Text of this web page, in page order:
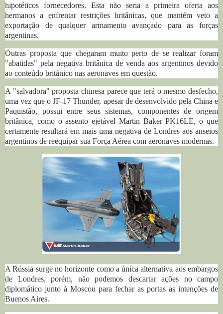
hipotéticos fornecedores. Esta não seria a primeira oferta aos
hermanos a enfrentar restrições britânicas, que mantém veto a
exportação de qualquer armamento avançado para as forças
argentinas.
Outras proposta que chegaram muito perto de se realizar foram
"abatidas" pela negativa britânica de venda aos argentinos devido
ao conteúdo britânico nas aeronaves em questão.
A "salvadora" proposta chinesa parece que terá o mesmo desfecho,
uma vez que o JF-17 Thunder, apesar de desenvolvido pela China e
Paquistão, possui entre seus sistemas, componentes de origem
britânica, como o assento ejetável Martin Baker PK16LE, o que
certamente resultará em mais uma negativa de Londres aos anseios
argentinos de reequipar sua Força Aérea com aeronaves modernas.
A Rússia surge no horizonte como a única alternativa aos embargos
de Londres, porém, não podemos descartar ações no campo
diplomático junto à Moscou para fechar as portas as intenções de
Buenos Aires.